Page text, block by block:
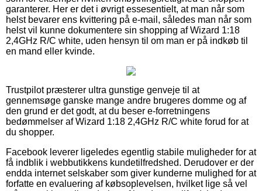
garanterer. Her er det i øvrigt essesentielt, at man når som
helst bevarer ens kvittering på e-mail, således man når som
helst vil kunne dokumentere sin shopping af Wizard 1:18
2,4GHz R/C white, uden hensyn til om man er på indkøb til
en mand eller kvinde.
Trustpilot præsterer ultra gunstige genveje til at
gennemsøge ganske mange andre brugeres domme og af
den grund er det godt, at du beser e-forretningens
bedømmelser af Wizard 1:18 2,4GHz R/C white forud for at
du shopper.
Facebook leverer ligeledes egentlig stabile muligheder for at
få indblik i webbutikkens kundetilfredshed. Derudover er der
endda internet selskaber som giver kunderne mulighed for at
forfatte en evaluering af købsoplevelsen, hvilket lige så vel